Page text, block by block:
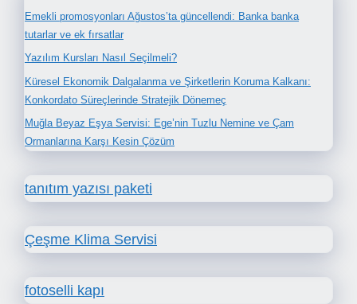
Emekli promosyonları Ağustos’ta güncellendi: Banka banka
tutarlar ve ek fırsatlar
Yazılım Kursları Nasıl Seçilmeli?
Küresel Ekonomik Dalgalanma ve Şirketlerin Koruma Kalkanı:
Konkordato Süreçlerinde Stratejik Dönemeç
Muğla Beyaz Eşya Servisi: Ege’nin Tuzlu Nemine ve Çam
Ormanlarına Karşı Kesin Çözüm
tanıtım yazısı paketi
Çeşme Klima Servisi
fotoselli kapı